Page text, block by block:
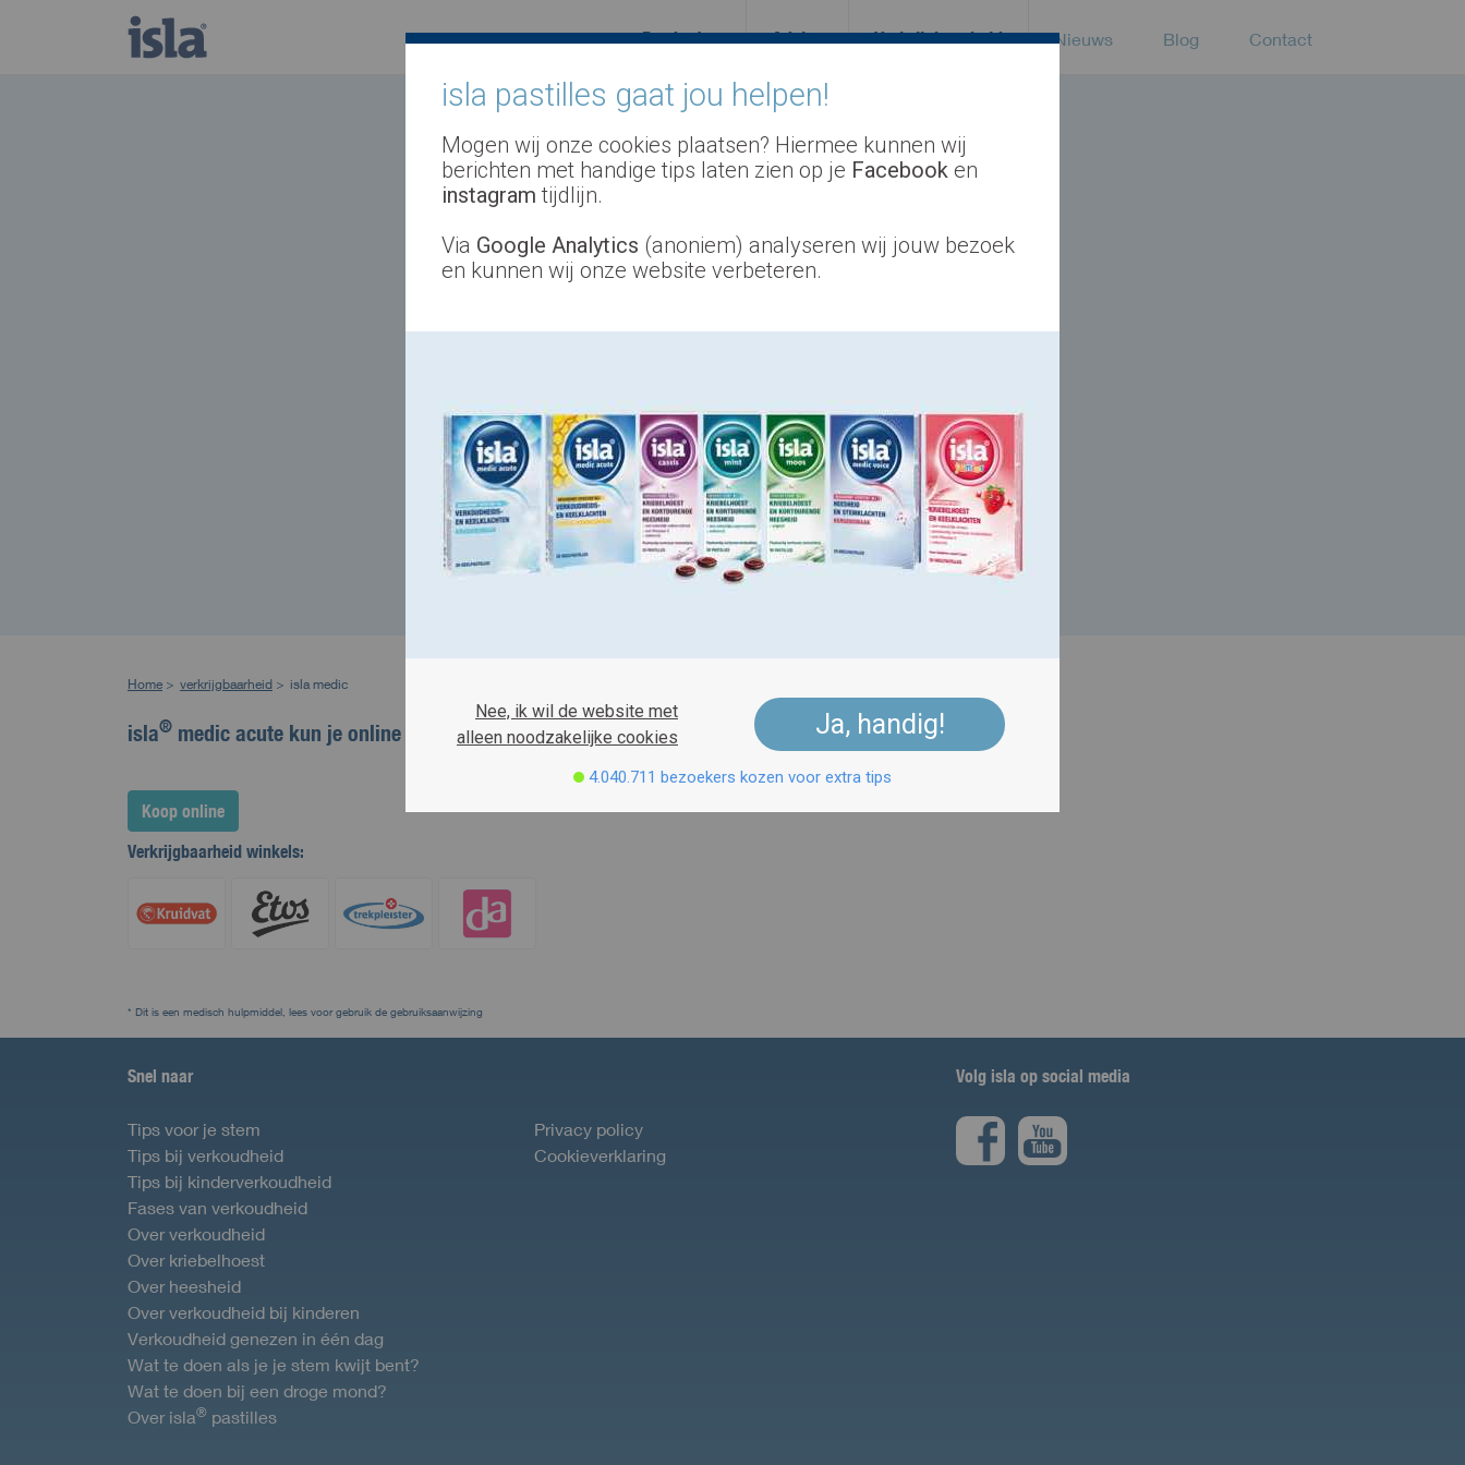
Producten Advies Verkrijgbaarheid Nieuws Blog Contact
Home > verkrijgbaarheid > isla medic
isla® medic acute kun je online bestellen of in de winkel kopen.
Koop online
Verkrijgbaarheid winkels:
* Dit is een medisch hulpmiddel, lees voor gebruik de gebruiksaanwijzing
Snel naar
Tips voor je stem
Tips bij verkoudheid
Tips bij kinderverkoudheid
Fases van verkoudheid
Over verkoudheid
Over kriebelhoest
Over heesheid
Over verkoudheid bij kinderen
Verkoudheid genezen in één dag
Wat te doen als je je stem kwijt bent?
Wat te doen bij een droge mond?
Over isla® pastilles
Privacy policy
Cookieverklaring
Volg isla op social media
isla pastilles gaat jou helpen!
Mogen wij onze cookies plaatsen? Hiermee kunnen wij
berichten met handige tips laten zien op je Facebook en
instagram tijdlijn.
Via Google Analytics (anoniem) analyseren wij jouw bezoek
en kunnen wij onze website verbeteren.
Nee, ik wil de website met
alleen noodzakelijke cookies
Ja, handig!
4.040.711 bezoekers kozen voor extra tips